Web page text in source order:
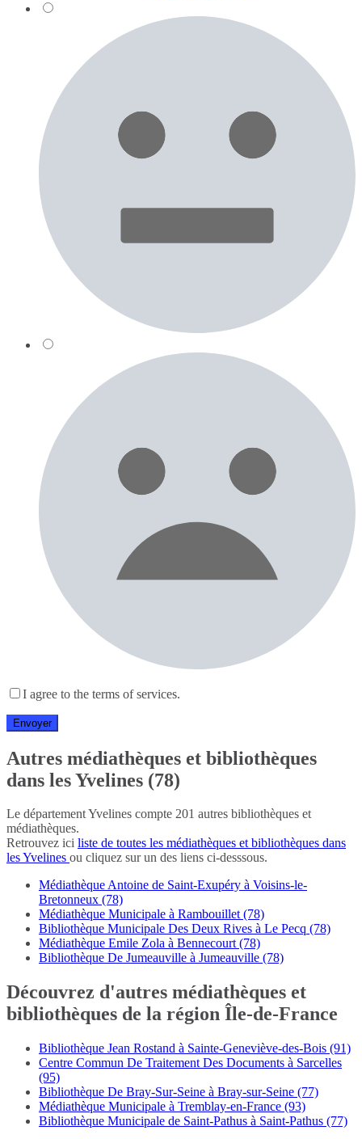
I agree to the terms of services.
Autres médiathèques et bibliothèques
dans les Yvelines (78)
Le département Yvelines compte 201 autres bibliothèques et
médiathèques.
Retrouvez ici liste de toutes les médiathèques et bibliothèques dans
les Yvelines ou cliquez sur un des liens ci-desssous.
Médiathèque Antoine de Saint-Exupéry à Voisins-le-
Bretonneux (78)
Médiathèque Municipale à Rambouillet (78)
Bibliothèque Municipale Des Deux Rives à Le Pecq (78)
Médiathèque Emile Zola à Bennecourt (78)
Bibliothèque De Jumeauville à Jumeauville (78)
Découvrez d'autres médiathèques et
bibliothèques de la région Île-de-France
Bibliothèque Jean Rostand à Sainte-Geneviève-des-Bois (91)
Centre Commun De Traitement Des Documents à Sarcelles
(95)
Bibliothèque De Bray-Sur-Seine à Bray-sur-Seine (77)
Médiathèque Municipale à Tremblay-en-France (93)
Bibliothèque Municipale de Saint-Pathus à Saint-Pathus (77)